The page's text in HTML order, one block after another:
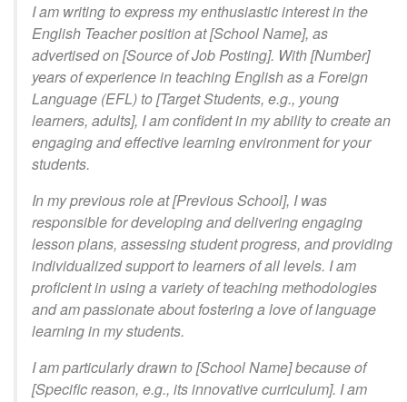
I am writing to express my enthusiastic interest in the
English Teacher position at [School Name], as
advertised on [Source of Job Posting]. With [Number]
years of experience in teaching English as a Foreign
Language (EFL) to [Target Students, e.g., young
learners, adults], I am confident in my ability to create an
engaging and effective learning environment for your
students.
In my previous role at [Previous School], I was
responsible for developing and delivering engaging
lesson plans, assessing student progress, and providing
individualized support to learners of all levels. I am
proficient in using a variety of teaching methodologies
and am passionate about fostering a love of language
learning in my students.
I am particularly drawn to [School Name] because of
[Specific reason, e.g., its innovative curriculum]. I am